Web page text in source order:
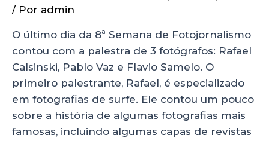
/ Por admin
O último dia da 8ª Semana de Fotojornalismo
contou com a palestra de 3 fotógrafos: Rafael
Calsinski, Pablo Vaz e Flavio Samelo. O
primeiro palestrante, Rafael, é especializado
em fotografias de surfe. Ele contou um pouco
sobre a história de algumas fotografias mais
famosas, incluindo algumas capas de revistas